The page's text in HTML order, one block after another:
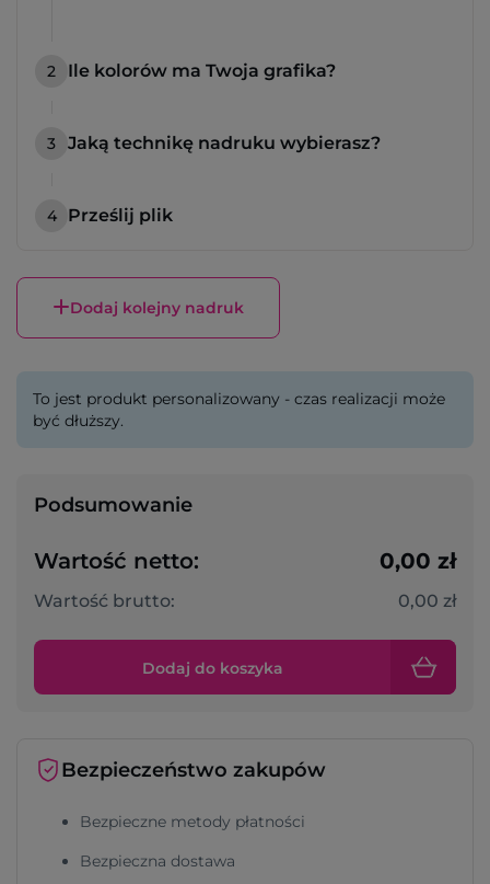
2 Ile kolorów ma Twoja grafika?
3 Jaką technikę nadruku wybierasz?
4 Prześlij plik
Dodaj kolejny nadruk
To jest produkt personalizowany - czas realizacji może
być dłuższy.
Podsumowanie
Wartość netto: 0,00 zł
Wartość brutto: 0,00 zł
Dodaj do koszyka
Bezpieczeństwo zakupów
Bezpieczne metody płatności
Bezpieczna dostawa